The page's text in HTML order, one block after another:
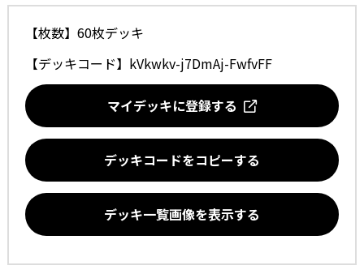
【枚数】60枚デッキ
【デッキコード】 kVkwkv-j7DmAj-FwfvFF
マイデッキに登録する
デッキコードをコピーする
デッキ一覧画像を表示する